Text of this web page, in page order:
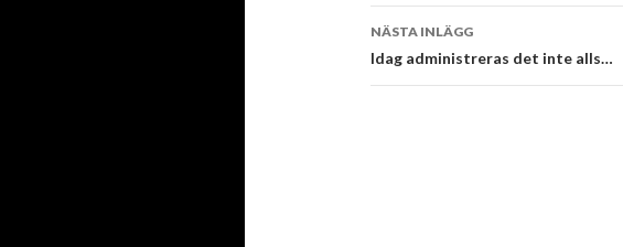
NÄSTA INLÄGG
Idag administreras det inte alls…